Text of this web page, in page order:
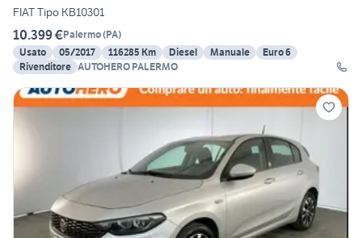
FIAT Tipo KB10301
10.399 €Palermo(PA)
Usato
05/2017 116285 Km Diesel Manuale
Euro 6
Rivenditore AUTOHERO PALERMO